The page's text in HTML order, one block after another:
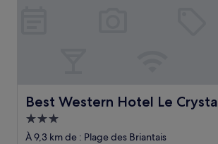
Best Western Hotel Le
Best Western Hotel Le Crystal Dinard
Hébergement
3.0 étoiles
À 9,3 km de : Plage des Briantais